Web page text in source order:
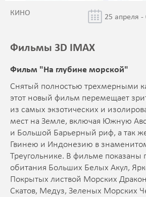
КИНО 25 апреля
Фильмы 3D IMAX
Фильм "На глубине морской"
Снятый полностью трехмерными
этот новый фильм перемещает
из самых экзотических и
мест на Земле, включая Южную
и Большой Барьерный риф, а так
Гвинею и Индонезию в
Треугольнике. В фильме показаны
обитания Больших Белых Акул,
Покрытых листвой Морских
Скатов, Медуз, Зеленых Морских